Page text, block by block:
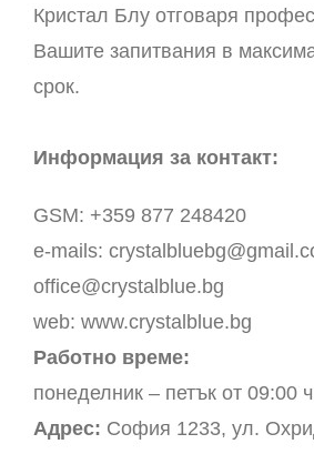
Кристал Блу отговаря
Вашите запитвания в
срок.
Информация за контакт:
GSM: +359 877 248420
e-mails:
office@crystalblue.bg
web: www.crystalblue.bg
Работно време:
понеделник – петък от 09:00
Адрес: София 1233, ул.